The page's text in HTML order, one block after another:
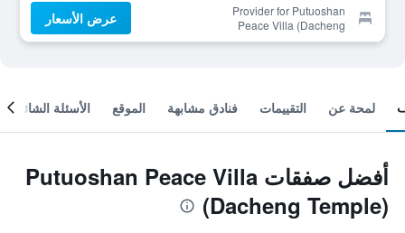
Provider for Putuoshan
Peace Villa (Dacheng
Temple)
عرض الأسعار
لمحة عن التقييمات فنادق مشابهة الموقع الأسئلة الشائعة
أفضل صفقات Putuoshan Peace Villa
(Dacheng Temple)